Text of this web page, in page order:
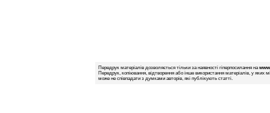
Передрук матеріалів дозволяється тільки за наявності гіперпосилання на
Передрук, копіювання, відтворення або інше використання матеріалів, у яких
може не співпадати з думками авторів, які публікують статті.